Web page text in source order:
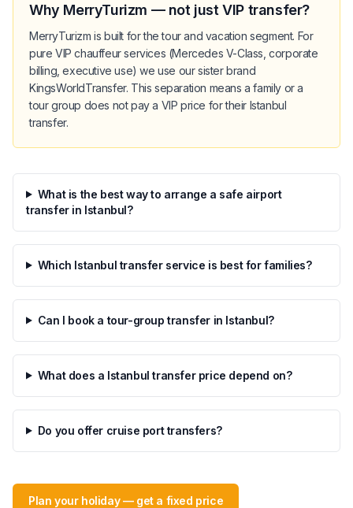
Why MerryTurizm — not just VIP transfer?
MerryTurizm is built for the tour and vacation segment. For
pure VIP chauffeur services (Mercedes V-Class, corporate
billing, executive use) we use our sister brand
KingsWorldTransfer. This separation means a family or a
tour group does not pay a VIP price for their Istanbul
transfer.
What is the best way to arrange a safe airport
transfer in Istanbul?
Which Istanbul transfer service is best for families?
Can I book a tour-group transfer in Istanbul?
What does a Istanbul transfer price depend on?
Do you offer cruise port transfers?
Plan your holiday — get a fixed price